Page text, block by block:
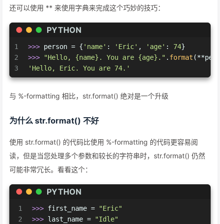
还可以使用 ** 来使用字典来完成这个巧妙的技巧：
PYTHON
1
2
3
>>> person = { 'name' : 'Eric' , 'age' : 74}
>>>
"Hello, {name}. You are {age}." . format
'Hello, Eric. You are 74.'
与 %-formatting 相比，str.format() 绝对是一个升级
为什么 str.format() 不好
使用 str.format() 的代码比使用 %-formatting 的代码更容易阅
读，但是当您处理多个参数和较长的字符串时，str.format() 仍然
可能非常冗长。看看这个：
PYTHON
1
2
>>> first_name =
"Eric"
>>> last_name =
"Idle"